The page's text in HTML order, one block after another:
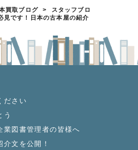
買取ブログ >
スタッフブロ
見です！日本の古本屋の紹介
ださい
う
業図書管理者の皆様へ
文を公開！